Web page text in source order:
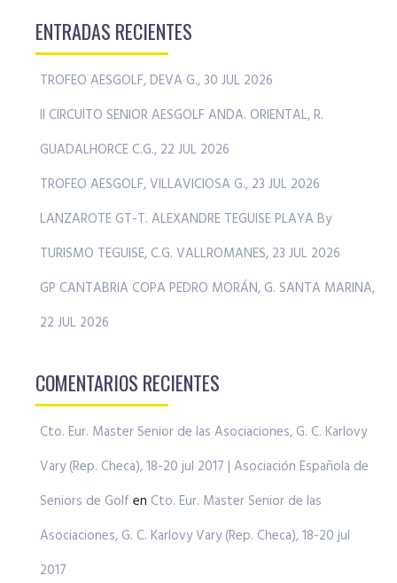
ENTRADAS RECIENTES
TROFEO AESGOLF, DEVA G., 30 JUL 2026
II CIRCUITO SENIOR AESGOLF ANDA. ORIENTAL, R.
GUADALHORCE C.G., 22 JUL 2026
TROFEO AESGOLF, VILLAVICIOSA G., 23 JUL 2026
LANZAROTE GT-T. ALEXANDRE TEGUISE PLAYA By
TURISMO TEGUISE, C.G. VALLROMANES, 23 JUL 2026
GP CANTABRIA COPA PEDRO MORÁN, G. SANTA MARINA,
22 JUL 2026
COMENTARIOS RECIENTES
Cto. Eur. Master Senior de las Asociaciones, G. C. Karlovy
Vary (Rep. Checa), 18-20 jul 2017 | Asociación Española de
Seniors de Golf en Cto. Eur. Master Senior de las
Asociaciones, G. C. Karlovy Vary (Rep. Checa), 18-20 jul
2017